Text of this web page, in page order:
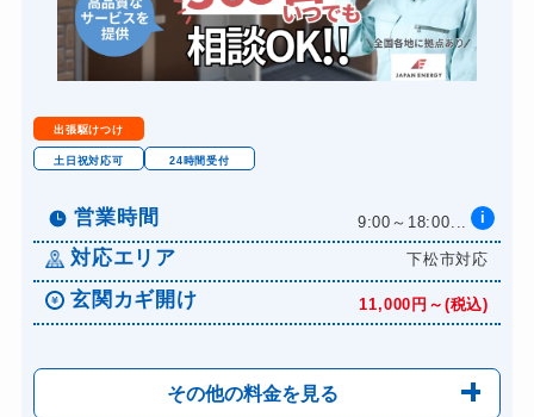
金庫カギ交換 11,000円～(税込)
ロッカーカギ開け 8,800円～(税込)
ドアノブカギ開け
ドアノブカギ作成
出張駆けつけ
土日祝対応可 24時間受付
営業時間 9:00～18:00... i
対応エリア 下松市対応
玄関カギ開け 11,000円～(税込)
その他の料金を見る